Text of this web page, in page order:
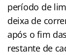
período de
deixa de
após o fim
restante de